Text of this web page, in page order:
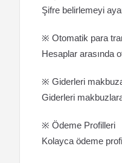
Şifre belirlemeyi
※ Otomatik para
Hesaplar arasında
※ Giderleri
Giderleri
※ Ödeme Profilleri
Kolayca ödeme